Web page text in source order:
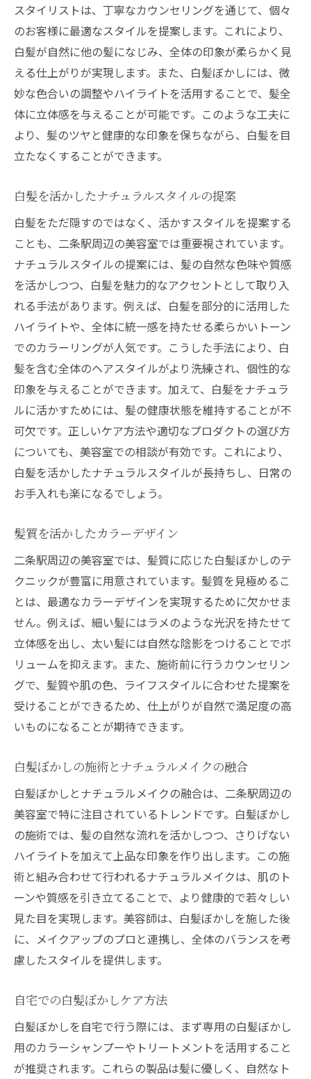
スタイリストは、丁寧なカウンセリングを通じて、個々
のお客様に最適なスタイルを提案します。これにより、
白髪が自然に他の髪になじみ、全体の印象が柔らかく見
える仕上がりが実現します。また、白髪ぼかしには、微
妙な色合いの調整やハイライトを活用することで、髪全
体に立体感を与えることが可能です。このような工夫に
より、髪のツヤと健康的な印象を保ちながら、白髪を目
立たなくすることができます。
白髪を活かしたナチュラルスタイルの提案
白髪をただ隠すのではなく、活かすスタイルを提案する
ことも、二条駅周辺の美容室では重要視されています。
ナチュラルスタイルの提案には、髪の自然な色味や質感
を活かしつつ、白髪を魅力的なアクセントとして取り入
れる手法があります。例えば、白髪を部分的に活用した
ハイライトや、全体に統一感を持たせる柔らかいトーン
でのカラーリングが人気です。こうした手法により、白
髪を含む全体のヘアスタイルがより洗練され、個性的な
印象を与えることができます。加えて、白髪をナチュラ
ルに活かすためには、髪の健康状態を維持することが不
可欠です。正しいケア方法や適切なプロダクトの選び方
についても、美容室での相談が有効です。これにより、
白髪を活かしたナチュラルスタイルが長持ちし、日常の
お手入れも楽になるでしょう。
髪質を活かしたカラーデザイン
二条駅周辺の美容室では、髪質に応じた白髪ぼかしのテ
クニックが豊富に用意されています。髪質を見極めるこ
とは、最適なカラーデザインを実現するために欠かせま
せん。例えば、細い髪にはラメのような光沢を持たせて
立体感を出し、太い髪には自然な陰影をつけることでボ
リュームを抑えます。また、施術前に行うカウンセリン
グで、髪質や肌の色、ライフスタイルに合わせた提案を
受けることができるため、仕上がりが自然で満足度の高
いものになることが期待できます。
白髪ぼかしの施術とナチュラルメイクの融合
白髪ぼかしとナチュラルメイクの融合は、二条駅周辺の
美容室で特に注目されているトレンドです。白髪ぼかし
の施術では、髪の自然な流れを活かしつつ、さりげない
ハイライトを加えて上品な印象を作り出します。この施
術と組み合わせて行われるナチュラルメイクは、肌のト
ーンや質感を引き立てることで、より健康的で若々しい
見た目を実現します。美容師は、白髪ぼかしを施した後
に、メイクアップのプロと連携し、全体のバランスを考
慮したスタイルを提供します。
自宅での白髪ぼかしケア方法
白髪ぼかしを自宅で行う際には、まず専用の白髪ぼかし
用のカラーシャンプーやトリートメントを活用すること
が推奨されます。これらの製品は髪に優しく、自然なト